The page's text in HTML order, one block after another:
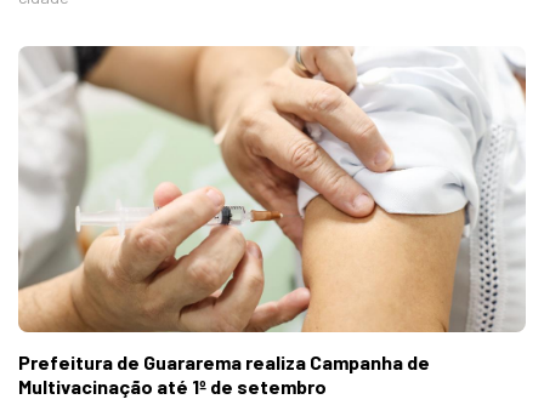
Prefeitura de Guararema realiza Campanha de
Multivacinação até 1º de setembro